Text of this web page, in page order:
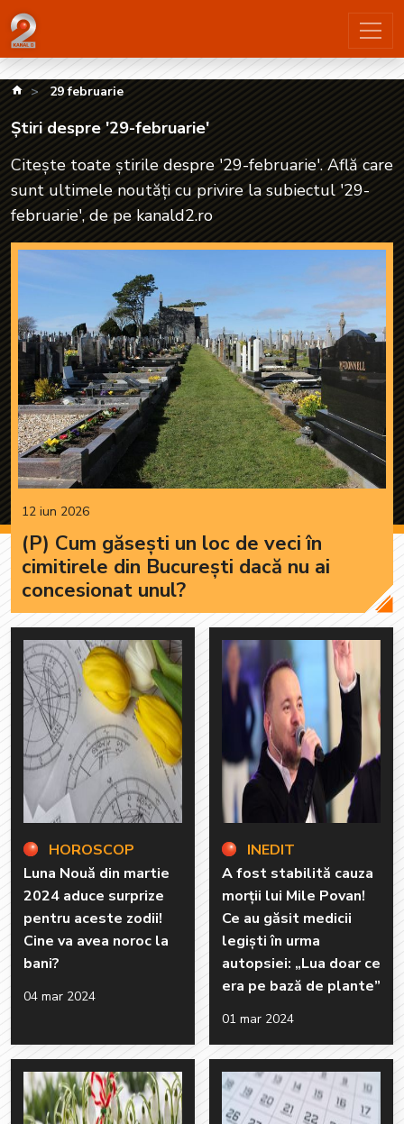
Știri despre '29-februarie'| kanald2.ro
kanald.ro
29 februarie
Știri despre '29-februarie'
Citește toate știrile despre '29-februarie'. Află care
sunt ultimele noutăți cu privire la subiectul '29-
februarie', de pe kanald2.ro
12 iun 2026
(P) Cum găsești un loc de veci în
cimitirele din București dacă nu ai
concesionat unul?
HOROSCOP
Luna Nouă din martie
2024 aduce surprize
pentru aceste zodii!
Cine va avea noroc la
bani?
04 mar 2024
INEDIT
A fost stabilită cauza
morții lui Mile Povan!
Ce au găsit medicii
legiști în urma
autopsiei: „Lua doar ce
era pe bază de plante”
01 mar 2024